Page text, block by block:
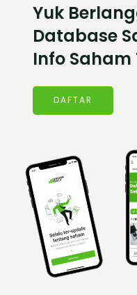
Yuk
Database
Info Saham
DAFTAR